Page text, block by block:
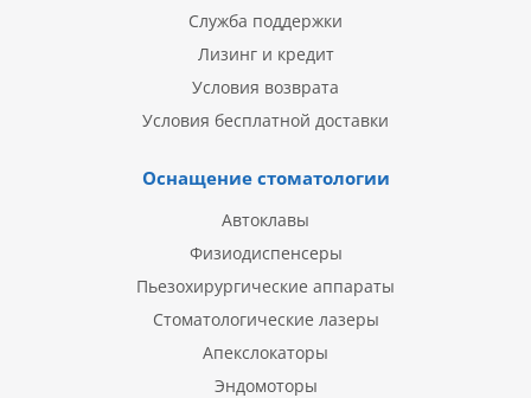
Служба поддержки
Лизинг и кредит
Условия возврата
Условия бесплатной доставки
Оснащение стоматологии
Автоклавы
Физиодиспенсеры
Пьезохирургические аппараты
Стоматологические лазеры
Апекслокаторы
Эндомоторы